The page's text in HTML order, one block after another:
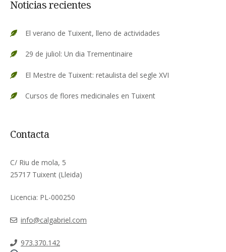
Noticias recientes
El verano de Tuixent, lleno de actividades
29 de juliol: Un dia Trementinaire
El Mestre de Tuixent: retaulista del segle XVI
Cursos de flores medicinales en Tuixent
Contacta
C/ Riu de mola, 5
25717 Tuixent (Lleida)
Licencia: PL-000250
info@calgabriel.com
973.370.142